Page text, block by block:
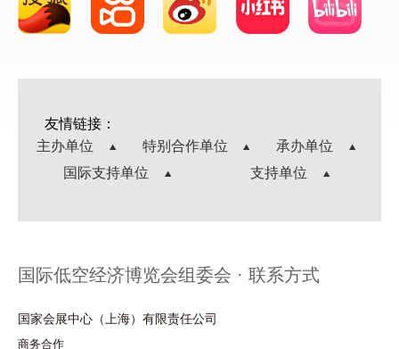
友情链接：
主办单位
特别合作单位
承办单位
国际支持单位
支持单位
国际低空经济博览会组委会 · 联系方式
国家会展中心（上海）有限责任公司
商务合作